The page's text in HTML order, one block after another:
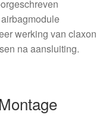
werking van claxon
na aansluiting.